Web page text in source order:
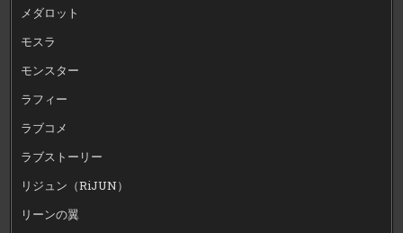
メダロット
モスラ
モンスター
ラフィー
ラブコメ
ラブストーリー
リジュン（RiJUN）
リーンの翼